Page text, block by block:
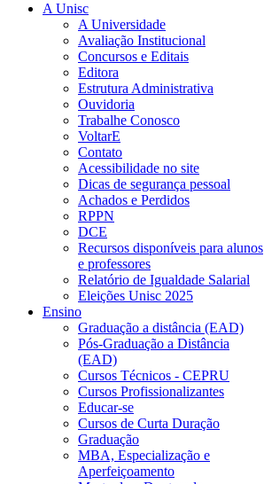
A Unisc
A Universidade
Avaliação Institucional
Concursos e Editais
Editora
Estrutura Administrativa
Ouvidoria
Trabalhe Conosco
VoltarE
Contato
Acessibilidade no site
Dicas de segurança pessoal
Achados e Perdidos
RPPN
DCE
Recursos disponíveis para alunos
e professores
Relatório de Igualdade Salarial
Eleições Unisc 2025
Ensino
Graduação a distância (EAD)
Pós-Graduação a Distância
(EAD)
Cursos Técnicos - CEPRU
Cursos Profissionalizantes
Educar-se
Cursos de Curta Duração
Graduação
MBA, Especialização e
Aperfeiçoamento